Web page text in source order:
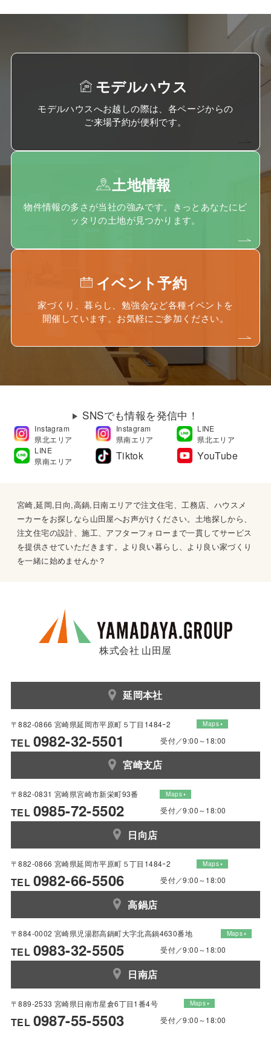
モデルハウス
モデルハウスへお越しの際は、各ページからの
ご来場予約が便利です。
土地情報
物件情報の多さが当社の強みです。きっとあなたにピ
ッタリの土地が見つかります。
イベント予約
家づくり、暮らし、勉強会など各種イベントを
開催しています。お気軽にご参加ください。
SNSでも情報を発信中！
Instagram
県北エリア
Instagram
県南エリア
LINE
県北エリア
LINE
県南エリア
Tiktok YouTube
宮崎,延岡,日向,高鍋,日南エリアで注文住宅、工務店、ハウスメ
ーカーをお探しなら山田屋へお声がけください。土地探しから、
注文住宅の設計、施工、アフターフォローまで一貫してサービス
を提供させていただきます。より良い暮らし、より良い家づくり
を一緒に始めませんか？
株式会社 山田屋
延岡本社
〒882-0866 宮崎県延岡市平原町５丁目1484ｰ2 Maps
TEL 0982-32-5501 受付／9:00～18:00
宮崎支店
〒882-0831 宮崎県宮崎市新栄町93番 Maps
TEL 0985-72-5502 受付／9:00～18:00
日向店
〒882-0866 宮崎県延岡市平原町５丁目1484ｰ2 Maps
TEL 0982-66-5506 受付／9:00～18:00
高鍋店
〒884-0002 宮崎県児湯郡高鍋町大字北高鍋4630番地 Maps
TEL 0983-32-5505 受付／9:00～18:00
日南店
〒889-2533 宮崎県日南市星倉6丁目1番4号 Maps
TEL 0987-55-5503 受付／9:00～18:00